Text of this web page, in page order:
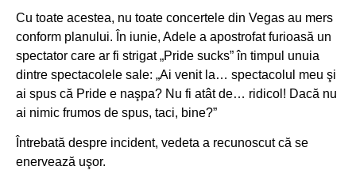
Cu toate acestea, nu toate concertele din Vegas au mers
conform planului. În iunie, Adele a apostrofat furioasă un
spectator care ar fi strigat „Pride sucks” în timpul unuia
dintre spectacolele sale: „Ai venit la… spectacolul meu şi
ai spus că Pride e naşpa? Nu fi atât de… ridicol! Dacă nu
ai nimic frumos de spus, taci, bine?”
Întrebată despre incident, vedeta a recunoscut că se
enervează uşor.